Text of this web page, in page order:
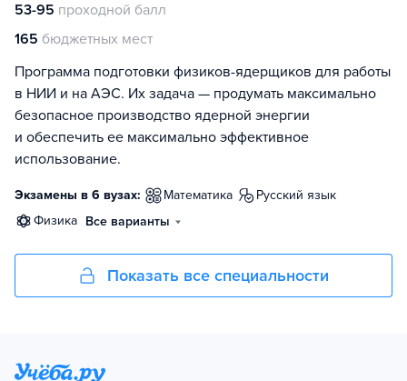
53-95 проходной балл
165 бюджетных мест
Программа подготовки физиков-ядерщиков для работы
в НИИ и на АЭС. Их задача — продумать максимально
безопасное производство ядерной энергии
и обеспечить ее максимально эффективное
использование.
Экзамены в 6 вузах: математика
русский язык
физика Все варианты
Показать все специальности